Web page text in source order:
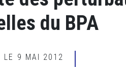
du BPA
LE 9 MAI 2012